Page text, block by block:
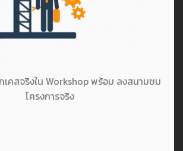
เคสจริงใน Workshop พร้อม ลงสนามชม
โครงการจริง